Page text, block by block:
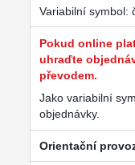
Variabilní symbol:
Pokud online
uhraďte
převodem.
Jako variabilní
objednávky.
Orientační